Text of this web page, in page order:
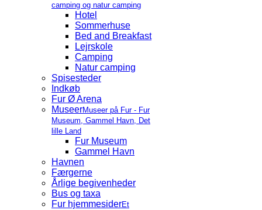
camping og natur camping
Hotel
Sommerhuse
Bed and Breakfast
Lejrskole
Camping
Natur camping
Spisesteder
Indkøb
Fur Ø Arena
MuseerMuseer på Fur - Fur
Museum, Gammel Havn, Det
lille Land
Fur Museum
Gammel Havn
Havnen
Færgerne
Årlige begivenheder
Bus og taxa
Fur hjemmesiderEt